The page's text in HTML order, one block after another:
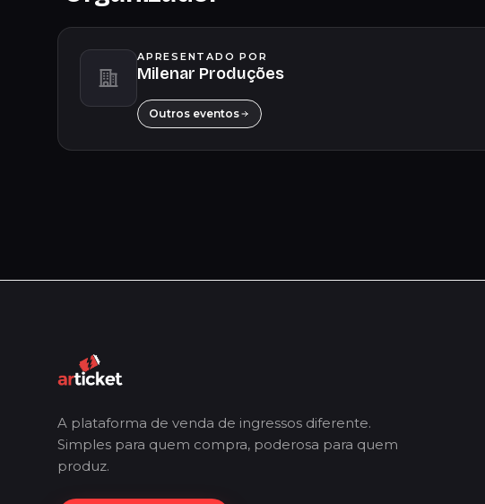
APRESENTADO POR
Milenar Produções
Outros eventos
A plataforma de venda de ingressos diferente.
Simples para quem compra, poderosa para quem
produz.